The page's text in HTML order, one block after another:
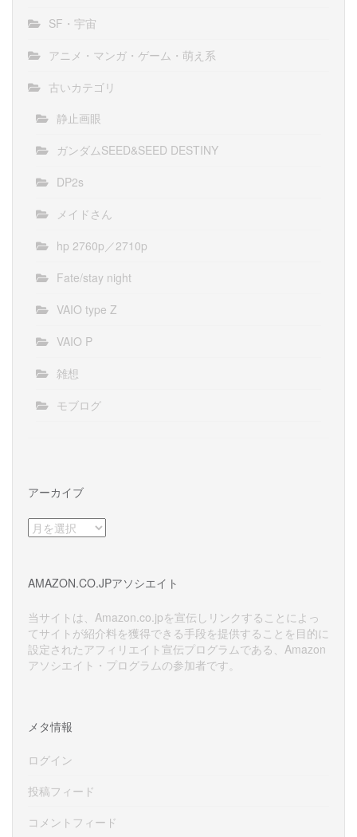
SF・宇宙
アニメ・マンガ・ゲーム・萌え系
古いカテゴリ
静止画眼
ガンダムSEED&SEED DESTINY
DP2s
メイドさん
hp 2760p／2710p
Fate/stay night
VAIO type Z
VAIO P
雑想
モブログ
アーカイブ
ア
ー
ブ
AMAZON.CO.JPアソシエイト
当サイトは、Amazon.co.jpを宣伝しリンクすることによっ
てサイトが紹介料を獲得できる手段を提供することを目的に
設定されたアフィリエイト宣伝プログラムである、Amazon
アソシエイト・プログラムの参加者です。
メタ情報
ログイン
投稿フィード
コメントフィード